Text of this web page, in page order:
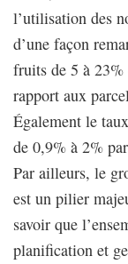
l’utilisation des
d’une façon
fruits de 5 à
rapport aux
Également le
de 0,9% à 2%
Par ailleurs, le
est un pilier
savoir que
planification et